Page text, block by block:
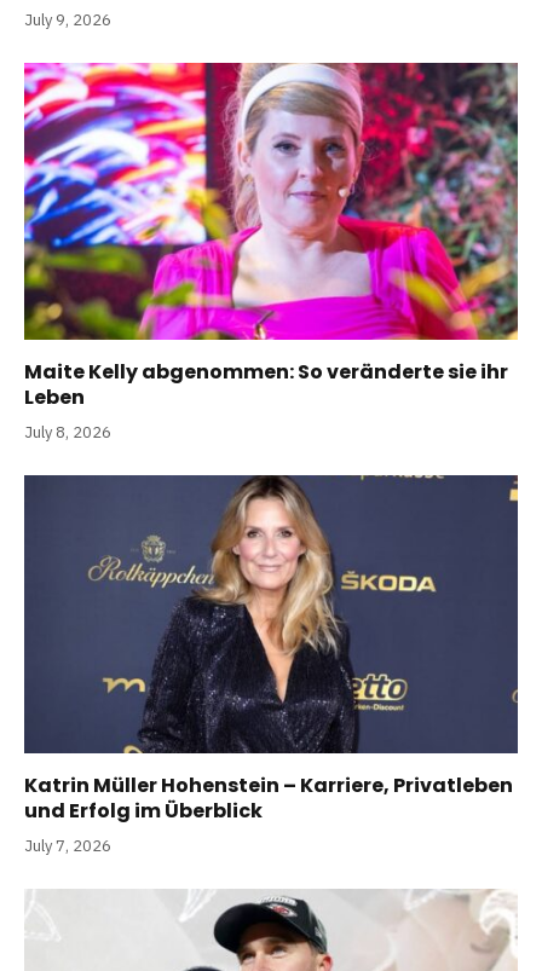
July 9, 2026
Maite Kelly abgenommen: So veränderte sie ihr
Leben
July 8, 2026
Katrin Müller Hohenstein – Karriere, Privatleben
und Erfolg im Überblick
July 7, 2026